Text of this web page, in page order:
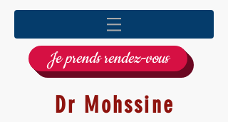
Je prends rendez-vous
Dr Mohssine